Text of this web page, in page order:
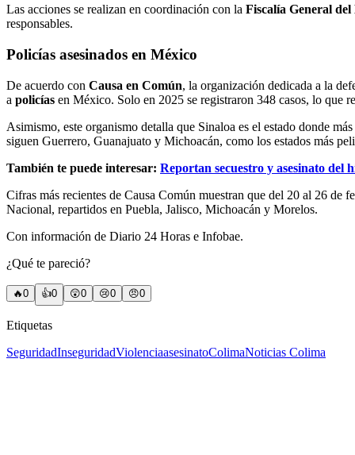
Las acciones se realizan en coordinación con la Fiscalía General
responsables.
Policías asesinados en México
De acuerdo con Causa en Común, la organización dedicada a la
a policías en México. Solo en 2025 se registraron 348 casos, lo que
Asimismo, este organismo detalla que Sinaloa es el estado donde
siguen Guerrero, Guanajuato y Michoacán, como los estados más
También te puede interesar: Reportan secuestro y asesinato del
Cifras más recientes de Causa Común muestran que del 20 al 26 de
Nacional, repartidos en Puebla, Jalisco, Michoacán y Morelos.
Con información de Diario 24 Horas e Infobae.
¿Qué te pareció?
🔥0 👍0 😲0 😢0 😠0
Etiquetas
SeguridadInseguridadViolenciaasesinatoColimaNoticias Colima